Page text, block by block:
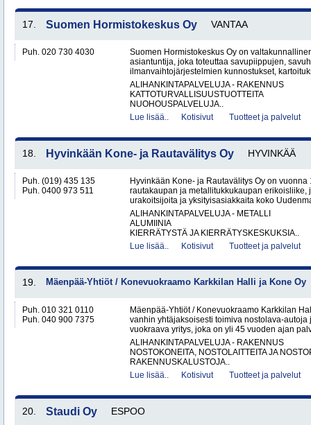
17. Suomen Hormistokeskus Oy VANTAA
Puh. 020 730 4030
Suomen Hormistokeskus Oy on
asiantuntija, joka toteuttaa savupiippujen,
ilmanvaihtojärjestelmien kunnostukset,
ALIHANKINTAPALVELUJA - RAKENNUS
KATTOTURVALLISUUSTUOTTEITA
NUOHOUSPALVELUJA..
Lue lisää..
Kotisivut Tuotteet ja palvelut
18. Hyvinkään Kone- ja Rautavälitys Oy HYVINKÄÄ
Puh. (019) 435 135
Puh. 0400 973 511
Hyvinkään Kone- ja Rautavälitys Oy on
rautakaupan ja metallitukkukaupan erikoisliike,
urakoitsijoita ja yksityisasiakkaita koko
ALIHANKINTAPALVELUJA - METALLI
ALUMIINIA
KIERRÄTYSTÄ JA KIERRÄTYSKESKUKSIA..
Lue lisää..
Kotisivut Tuotteet ja palvelut
19. Mäenpää-Yhtiöt / Konevuokraamo Karkkilan Halli ja Kone Oy
Puh. 010 321 0110
Puh. 040 900 7375
Mäenpää-Yhtiöt / Konevuokraamo Karkkilan
vanhin yhtäjaksoisesti toimiva nostolava-autoja
vuokraava yritys, joka on yli 45 vuoden ajan
ALIHANKINTAPALVELUJA - RAKENNUS
NOSTOKONEITA, NOSTOLAITTEITA JA
RAKENNUSKALUSTOJA..
Lue lisää..
Kotisivut Tuotteet ja palvelut
20. Staudi Oy ESPOO